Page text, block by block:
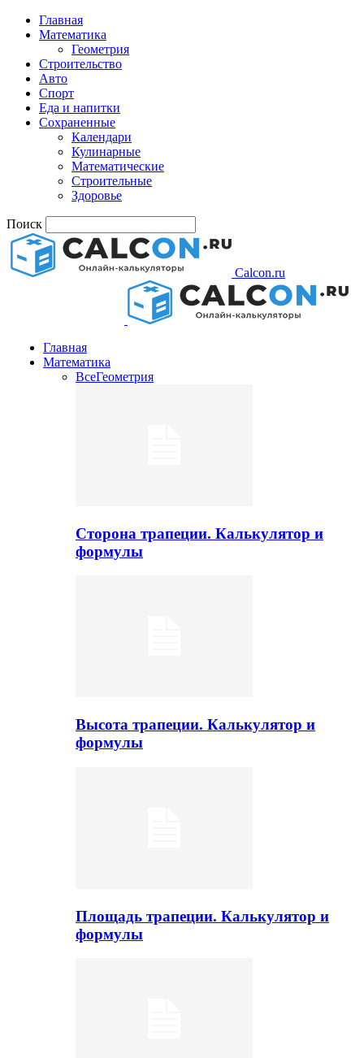
Главная
Математика
Геометрия
Строительство
Авто
Спорт
Еда и напитки
Сохраненные
Календари
Кулинарные
Математические
Строительные
Здоровье
Поиск
Calcon.ru
Главная
Математика
ВсеГеометрия
Сторона трапеции. Калькулятор и
формулы
Высота трапеции. Калькулятор и
формулы
Площадь трапеции. Калькулятор и
формулы